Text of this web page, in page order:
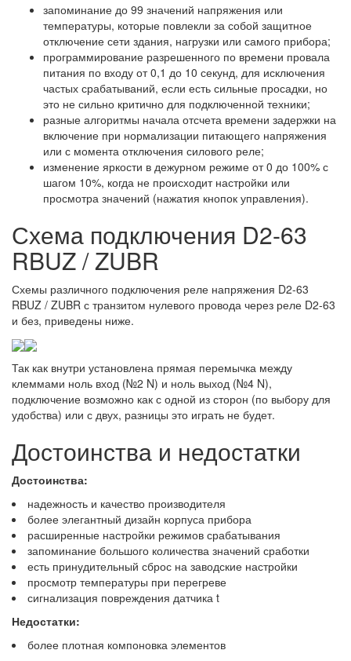
запоминание до 99 значений напряжения или
температуры, которые повлекли за собой защитное
отключение сети здания, нагрузки или самого прибора;
программирование разрешенного по времени провала
питания по входу от 0,1 до 10 секунд, для исключения
частых срабатываний, если есть сильные просадки, но
это не сильно критично для подключенной техники;
разные алгоритмы начала отсчета времени задержки на
включение при нормализации питающего напряжения
или с момента отключения силового реле;
изменение яркости в дежурном режиме от 0 до 100% с
шагом 10%, когда не происходит настройки или
просмотра значений (нажатия кнопок управления).
Схема подключения D2-63
RBUZ / ZUBR
Схемы различного подключения реле напряжения D2-63
RBUZ / ZUBR с транзитом нулевого провода через реле D2-63
и без, приведены ниже.
Так как внутри установлена прямая перемычка между
клеммами ноль вход (№2 N) и ноль выход (№4 N),
подключение возможно как с одной из сторон (по выбору для
удобства) или с двух, разницы это играть не будет.
Достоинства и недостатки
Достоинства:
надежность и качество производителя
более элегантный дизайн корпуса прибора
расширенные настройки режимов срабатывания
запоминание большого количества значений сработки
есть принудительный сброс на заводские настройки
просмотр температуры при перегреве
сигнализация повреждения датчика t
Недостатки:
более плотная компоновка элементов